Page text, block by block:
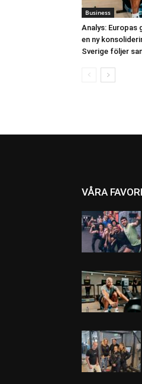
Business
Analys: Europas
en ny
Sverige följer
VÅRA